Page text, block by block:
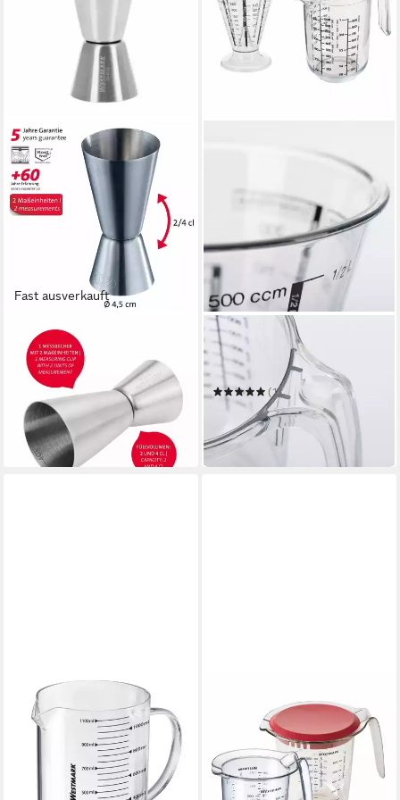
Fast ausverkauft
WESTMARK
Barmaß Jigger für Cocktails,
2 Maßeinheiten: 2/4 cl
9,99 € UVP 11,49 €
-13%
in 2-3 Werktagen bei dir
WESTMARK
Messbecher Set, 2-tlg.: 1
Messkanne + 1 Messbecher,
Füllvolumen: 0,5 + 1 Liter
(1)
15,99 € UVP17,99 €
-11%
in 2-3 Werktagen bei dir